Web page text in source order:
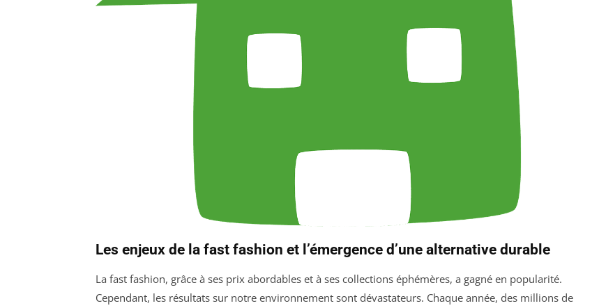
Les enjeux de la fast fashion et l’émergence d’une alternative durable
La fast fashion, grâce à ses prix abordables et à ses collections éphémères, a gagné en popularité.
Cependant, les résultats sur notre environnement sont dévastateurs. Chaque année, des millions de